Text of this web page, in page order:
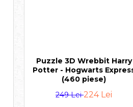
Puzzle 3D Wrebbit Harry
Potter - Hogwarts
(460 piese)
249 Lei224 Lei